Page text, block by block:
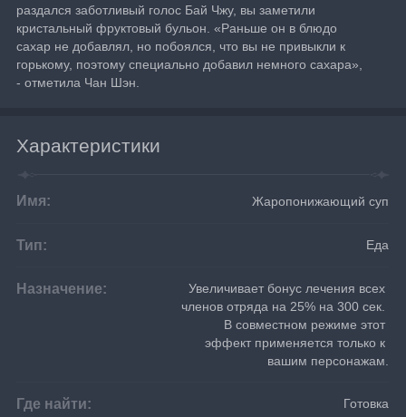
раздался заботливый голос Бай Чжу, вы заметили
кристальный фруктовый бульон. «Раньше он в блюдо
сахар не добавлял, но побоялся, что вы не привыкли к
горькому, поэтому специально добавил немного сахара»,
- отметила Чан Шэн.
Характеристики
Имя: Жаропонижающий суп
Тип: Еда
Назначение:
Увеличивает бонус лечения всех
членов отряда на 25% на 300 сек.
В совместном режиме этот
эффект применяется только к
вашим персонажам.
Где найти: Готовка